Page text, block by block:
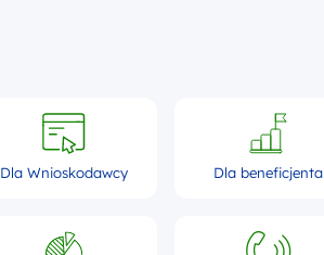
Dla Wnioskodawcy Dla beneficjenta